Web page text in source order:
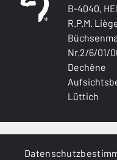
B-4040,
R.P.M.
Nr.2/6/01/
Dechêne
Lüttich